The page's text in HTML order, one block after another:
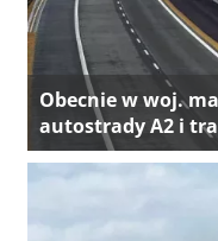
Obecnie w woj.
autostrady A2 i